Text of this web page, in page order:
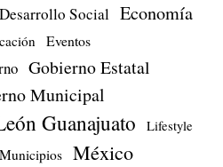
Desarrollo Social Economía
Eventos
Gobierno Estatal
Municipal
Guanajuato Lifestyle
Municipios México